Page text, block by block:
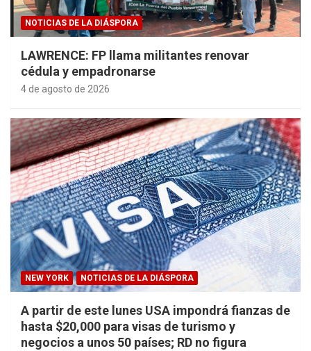
NOTICIAS DE LA DIÁSPORA
LAWRENCE: FP llama militantes renovar
cédula y empadronarse
4 de agosto de 2026
NEW YORK NOTICIAS DE LA DIÁSPORA
A partir de este lunes USA impondrá fianzas de
hasta $20,000 para visas de turismo y
negocios a unos 50 países; RD no figura